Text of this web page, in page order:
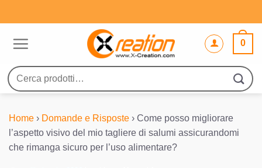
ai
0
Cerca:
Home › Domande e Risposte › Come posso migliorare
l’aspetto visivo del mio tagliere di salumi assicurandomi
che rimanga sicuro per l’uso alimentare?